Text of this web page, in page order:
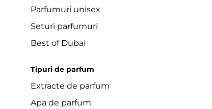
Parfumuri unisex
Seturi parfumuri
Best of Dubai
Tipuri de parfum
Extracte de parfum
Apa de parfum